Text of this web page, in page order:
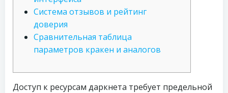
Система отзывов и рейтинг
доверия
Сравнительная таблица
параметров кракен и аналогов
Доступ к ресурсам даркнета требует предельной